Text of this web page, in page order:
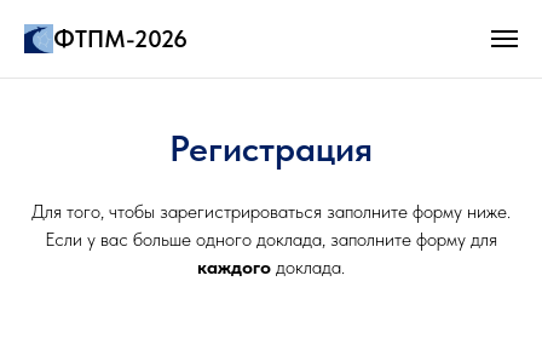
ФТПМ-2026
Регистрация
Для того, чтобы зарегистрироваться заполните форму ниже.
Если у вас больше одного доклада, заполните форму для
каждого доклада.